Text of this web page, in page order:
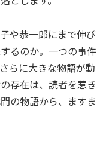
や恭一郎にまで伸び
るのか。一つの事件
らに大きな物語が動
存在は、読者を惹き
の物語から、ますま